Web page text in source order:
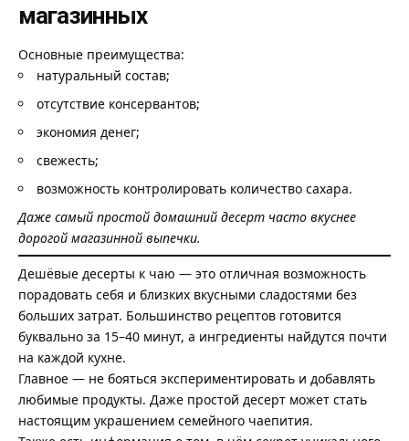
магазинных
Основные преимущества:
натуральный состав;
отсутствие консервантов;
экономия денег;
свежесть;
возможность контролировать количество сахара.
Даже самый простой домашний десерт часто вкуснее
дорогой магазинной выпечки.
Дешёвые десерты к чаю — это отличная возможность
порадовать себя и близких вкусными сладостями без
больших затрат. Большинство рецептов готовится
буквально за 15–40 минут, а ингредиенты найдутся почти
на каждой кухне.
Главное — не бояться экспериментировать и добавлять
любимые продукты. Даже простой десерт может стать
настоящим украшением семейного чаепития.